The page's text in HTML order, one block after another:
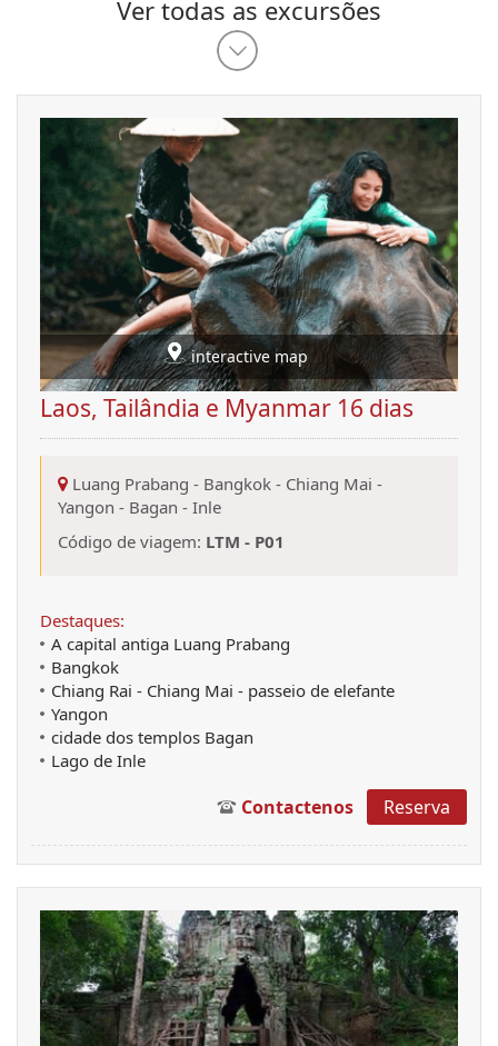
Ver todas as excursões
interactive map
Laos, Tailândia e Myanmar 16 dias
Luang Prabang - Bangkok - Chiang Mai -
Yangon - Bagan - Inle
Código de viagem: LTM - P01
Destaques:
A capital antiga Luang Prabang
Bangkok
Chiang Rai - Chiang Mai - passeio de elefante
Yangon
cidade dos templos Bagan
Lago de Inle
Contactenos Reserva